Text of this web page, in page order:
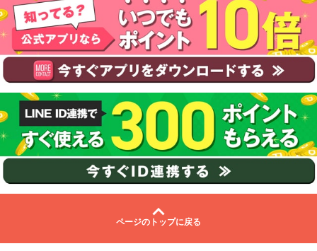
ページのトップに戻る